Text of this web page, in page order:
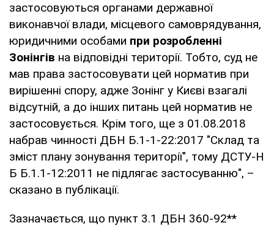
застосовуються органами державної
виконавчої влади, місцевого самоврядування,
юридичними особами при розробленні
Зонінгів на відповідні території. Тобто, суд не
мав права застосовувати цей норматив при
вирішенні спору, адже Зонінг у Києві взагалі
відсутній, а до інших питань цей норматив не
застосовується. Крім того, ще з 01.08.2018
набрав чинності ДБН Б.1-1-22:2017 "Склад та
зміст плану зонування території", тому ДСТУ-Н
Б Б.1.1-12:2011 не підлягає застосуванню", –
сказано в публікації.
Зазначається, що пункт 3.1 ДБН 360-92**